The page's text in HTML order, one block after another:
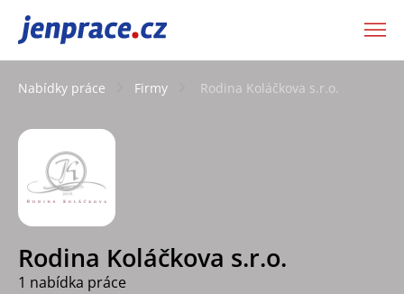
JenPráce.cz
Nabídky práce Firmy Rodina Koláčkova s.r.o.
Rodina Koláčkova s.r.o.
1 nabídka práce